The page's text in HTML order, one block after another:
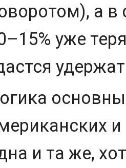
а в
уже
и та же,